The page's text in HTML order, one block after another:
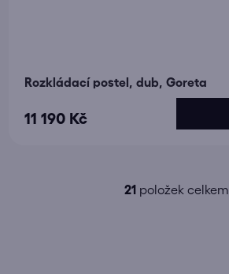
Rozkládací postel, dub, Goreta
11 190 Kč
O
21položek celkem